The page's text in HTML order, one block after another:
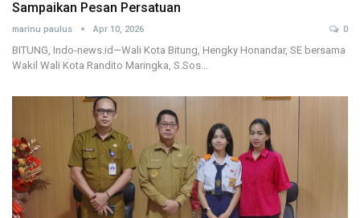
Sampaikan Pesan Persatuan
marinu paulus Apr 10, 2026 0
BITUNG, Indo-news.id—Wali Kota Bitung, Hengky Honandar, SE bersama
Wakil Wali Kota Randito Maringka, S.Sos…